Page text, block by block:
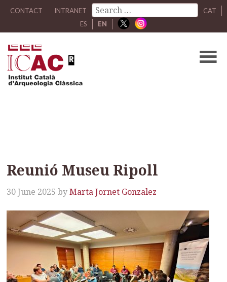
CONTACT INTRANET
CAT
ES
EN
Reunió Museu Ripoll
30 June 2025 byMarta Jornet Gonzalez